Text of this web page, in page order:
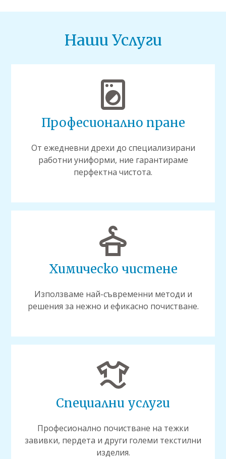
Наши Услуги
Професионално пране
От ежедневни дрехи до специализирани
работни униформи, ние гарантираме
перфектна чистота.
Химическо чистене
Използваме най-съвременни методи и
решения за нежно и ефикасно почистване.
Специални услуги
Професионално почистване на тежки
завивки, пердета и други големи текстилни
изделия.